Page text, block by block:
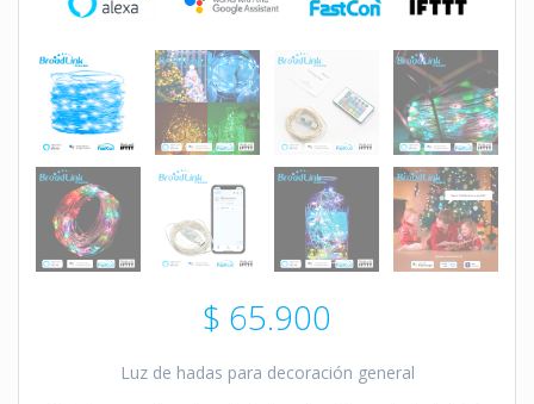
$ 65.900
Luz de hadas para decoración general